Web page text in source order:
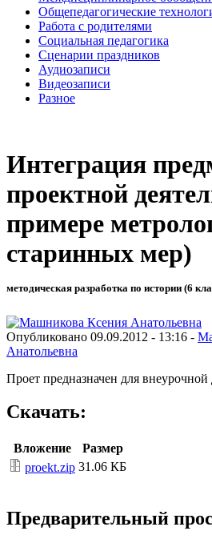
Общепедагогические
Работа с родителями
Социальная педагогика
Сценарии праздников
Аудиозаписи
Видеозаписи
Разное
Интеграция
проектной
примере
старинных мер)
методическая разработка по истории (6
Опубликовано 09.09.2012 - 13:16 -
Анатольевна
Проет предназначен для внеурочной
Скачать:
Вложение
Размер
proekt.zip 31.06 КБ
Предварительный